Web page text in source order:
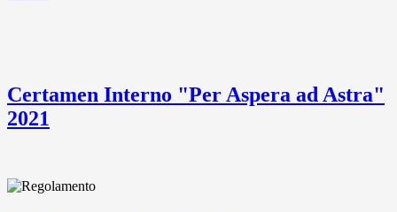
Certamen Interno "Per Aspera ad Astra"
2021